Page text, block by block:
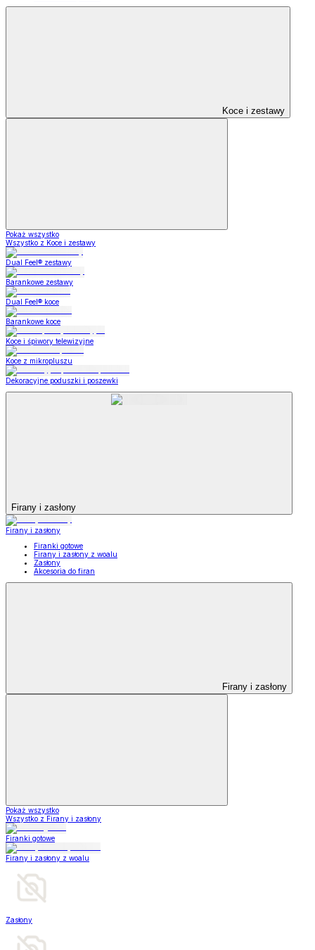
Koce i zestawy
Pokaż wszystko
Wszystko z Koce i zestawy
Dual Feel® zestawy
Barankowe zestawy
Dual Feel® koce
Barankowe koce
Koce i śpiwory telewizyjne
Koce z mikropluszu
Dekoracyjne poduszki i poszewki
Firany i zasłony
Firany i zasłony
Firanki gotowe
Firany i zasłony z woalu
Zasłony
Akcesoria do firan
Firany i zasłony
Pokaż wszystko
Wszystko z Firany i zasłony
Firanki gotowe
Firany i zasłony z woalu
Zasłony